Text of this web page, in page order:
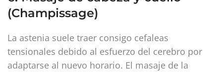
(Champissage)
La astenia suele traer consigo cefaleas
tensionales debido al esfuerzo del cerebro por
adaptarse al nuevo horario. El masaje de la